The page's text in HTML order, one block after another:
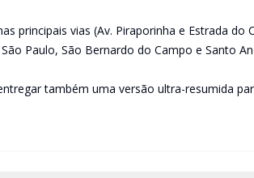
principais vias (Av. Piraporinha e Estrada do
Paulo, São Bernardo do Campo e Santo
também uma versão ultra-resumida